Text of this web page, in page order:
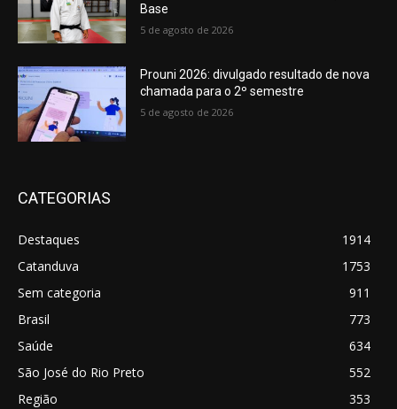
Base
5 de agosto de 2026
Prouni 2026: divulgado resultado de nova
chamada para o 2º semestre
5 de agosto de 2026
CATEGORIAS
Destaques
1914
Catanduva
1753
Sem categoria
911
Brasil
773
Saúde
634
São José do Rio Preto
552
Região
353